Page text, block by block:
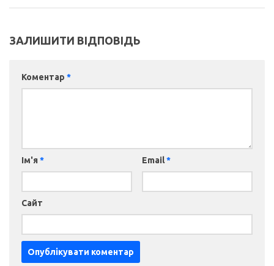
ЗАЛИШИТИ ВІДПОВІДЬ
Коментар *
Ім'я * Email*
Сайт